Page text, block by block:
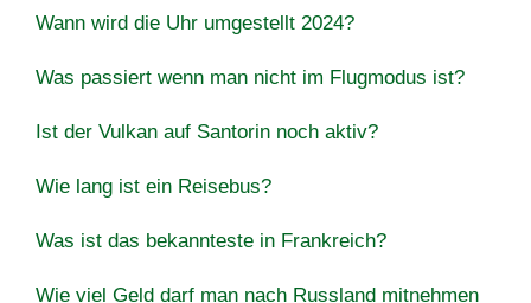
Wann wird die Uhr umgestellt 2024?
Was passiert wenn man nicht im Flugmodus ist?
Ist der Vulkan auf Santorin noch aktiv?
Wie lang ist ein Reisebus?
Was ist das bekannteste in Frankreich?
Wie viel Geld darf man nach Russland mitnehmen